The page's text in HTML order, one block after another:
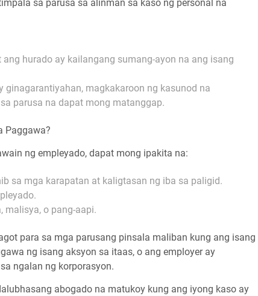
sa parusa sa alinman sa kaso ng personal na
hurado ay kailangang sumang-ayon na ang isang
magkakaroon ng kasunod na
parusa na dapat mong matanggap.
Paggawa?
ng empleyado, dapat mong ipakita na:
sa mga karapatan at kaligtasan ng iba sa paligid.
malisya, o pang-aapi.
para sa mga parusang pinsala maliban kung ang isang
ng isang aksyon sa itaas, o ang employer ay
ngalan ng korporasyon.
abogado na matukoy kung ang iyong kaso ay